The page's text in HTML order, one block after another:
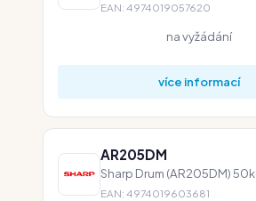
EAN: 4974019057620
na vyžádání
více informací
AR205DM
Sharp Drum (AR205DM) 50k
EAN: 4974019603681